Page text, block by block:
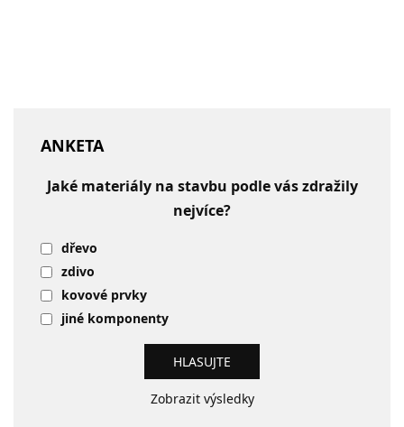
ANKETA
Jaké materiály na stavbu podle vás zdražily
nejvíce?
dřevo
zdivo
kovové prvky
jiné komponenty
Zobrazit výsledky